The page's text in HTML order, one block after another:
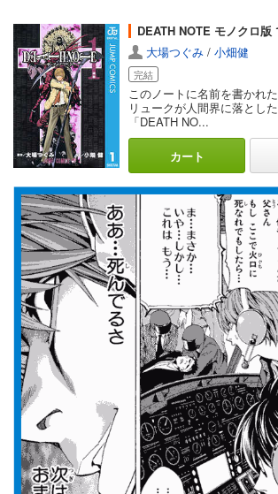
DEATH NOTE モノクロ版
大場つぐみ / 小畑健
完結
このノートに名前を書かれ
リュークが人間界に落とし
「DEATH NO...
カート